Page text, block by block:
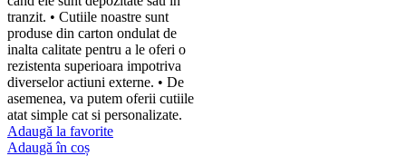
tranzit. • Cutiile noastre sunt
produse din carton ondulat de
inalta calitate pentru a le oferi o
rezistenta superioara impotriva
diverselor actiuni externe. • De
asemenea, va putem oferii cutiile
atat simple cat si personalizate.
Adaugă la favorite
Adaugă în coș